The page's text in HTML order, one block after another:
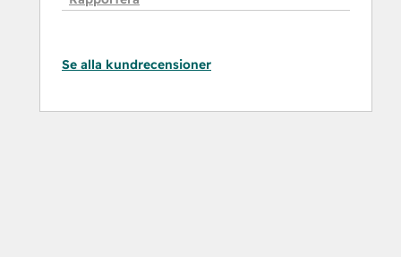
Se alla kundrecensioner